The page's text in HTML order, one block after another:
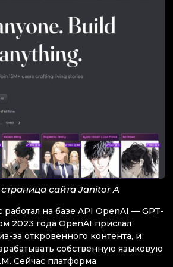
сайта Janitor A
работал на базе API OpenAI — GPT-
2023 года OpenAI прислал
за откровенного контента, и
собственную языковую
Сейчас платформа